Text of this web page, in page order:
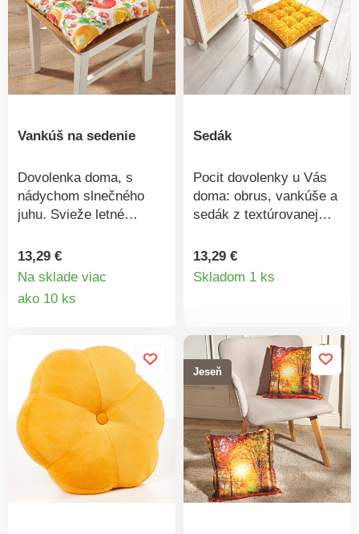
Vankúš na sedenie
Dovolenka doma, s
nádychom slnečného
juhu. Svieže letné
plodmi v jasných
farbách šíria
- v interiéri aj exteriéri.
13,29 €
Na sklade viac
ako 10 ks
Sedák
Pocit dovolenky u Vás
doma: obrus, vankúše a
sedák z textúrovanej
farbe. Je príjemné, keď
k sebe všetko dokonale
13,29 €
Skladom 1 ks
Jeseň